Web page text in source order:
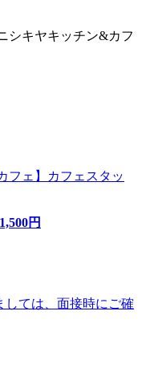
シキヤキッチン&カフ
フェ】カフェスタッ
1,500円
しては、面接時にご確